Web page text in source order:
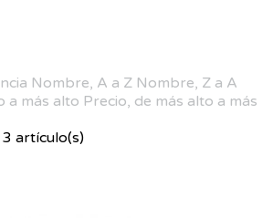
Nombre, A a Z Nombre, Z a A
a más alto Precio, de más alto a más
artículo(s)